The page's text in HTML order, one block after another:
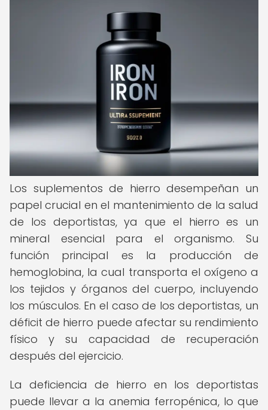
Los suplementos de hierro desempeñan un
papel crucial en el mantenimiento de la salud
de los deportistas, ya que el hierro es un
mineral esencial para el organismo. Su
función principal es la producción de
hemoglobina, la cual transporta el oxígeno a
los tejidos y órganos del cuerpo, incluyendo
los músculos. En el caso de los deportistas, un
déficit de hierro puede afectar su rendimiento
físico y su capacidad de recuperación
después del ejercicio.
La deficiencia de hierro en los deportistas
puede llevar a la anemia ferropénica, lo que